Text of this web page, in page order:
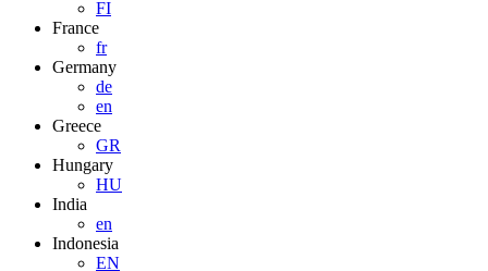
FI
France
fr
Germany
de
en
Greece
GR
Hungary
HU
India
en
Indonesia
EN